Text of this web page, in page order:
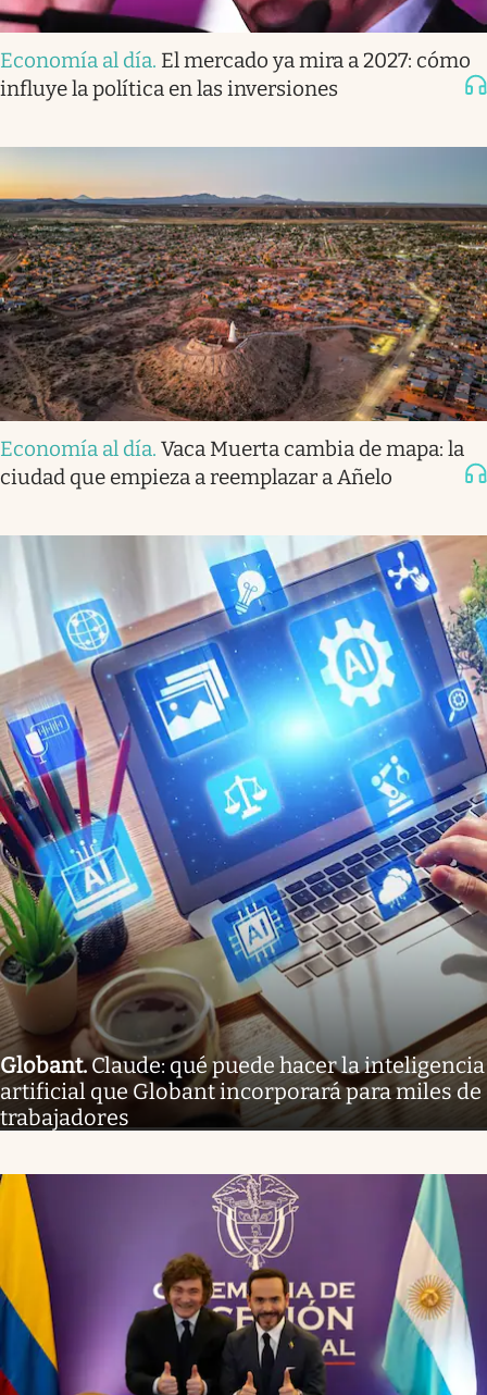
Economía al día. El mercado ya mira a 2027: cómo
influye la política en las inversiones
Economía al día. Vaca Muerta cambia de mapa: la
ciudad que empieza a reemplazar a Añelo
Globant.Claude: qué puede hacer la inteligencia
artificial que Globant incorporará para miles de
trabajadores